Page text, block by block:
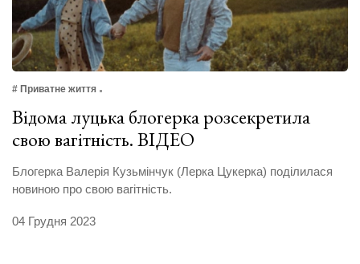
# Приватне життя
Відома луцька блогерка розсекретила
свою вагітність. ВІДЕО
Блогерка Валерія Кузьмінчук (Лерка Цукерка) поділилася
новиною про свою вагітність.
04 Грудня 2023